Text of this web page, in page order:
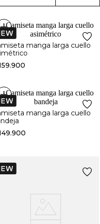
+
manga larga cuello
.900
+
manga larga cuello
.900